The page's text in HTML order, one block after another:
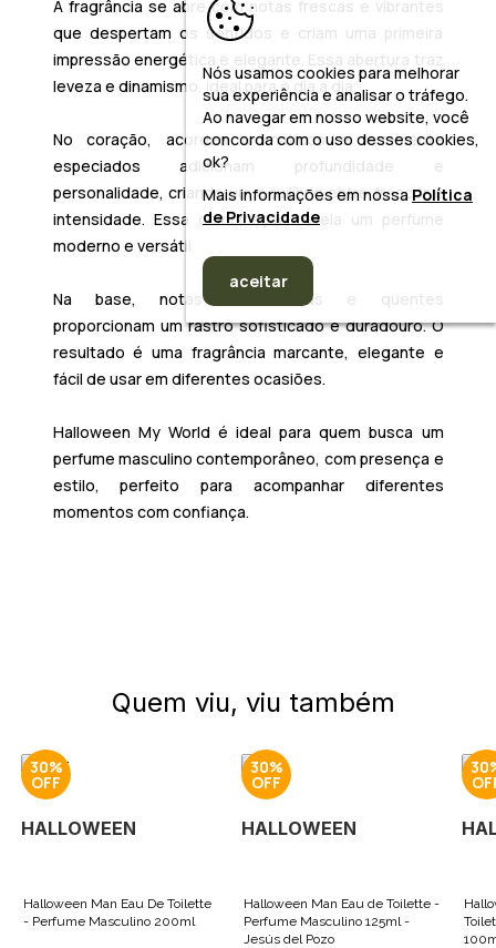
A fragrância se abre com notas frescas e vibrantes
que despertam os sentidos e criam uma primeira
impressão energética e elegante. Essa abertura traz
leveza e dinamismo, ideal para o dia a dia.
No coração, acordes aromáticos e levemente
especiados adicionam profundidade e
personalidade, criando um equilíbrio entre frescor e
intensidade. Essa combinação revela um perfume
moderno e versátil.
Na base, notas amadeiradas e quentes
proporcionam um rastro sofisticado e duradouro. O
resultado é uma fragrância marcante, elegante e
fácil de usar em diferentes ocasiões.
Halloween My World é ideal para quem busca um
perfume masculino contemporâneo, com presença e
estilo, perfeito para acompanhar diferentes
momentos com confiança.
Quem viu, viu também
30%
HALLOWEEN
Halloween Man Eau De Toilette
- Perfume Masculino 200ml
30%
HALLOWEEN
Halloween Man Eau de Toilette -
Perfume Masculino 125ml -
Jesús del Pozo
Nós usamos cookies para melhorar
sua experiência e analisar o tráfego.
Ao navegar em nosso website, você
concorda com o uso desses cookies,
ok?
Mais informações em nossaPolítica
de Privacidade
aceitar